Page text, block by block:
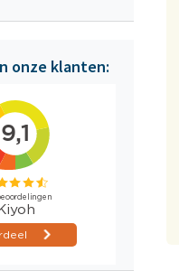
onze klanten: